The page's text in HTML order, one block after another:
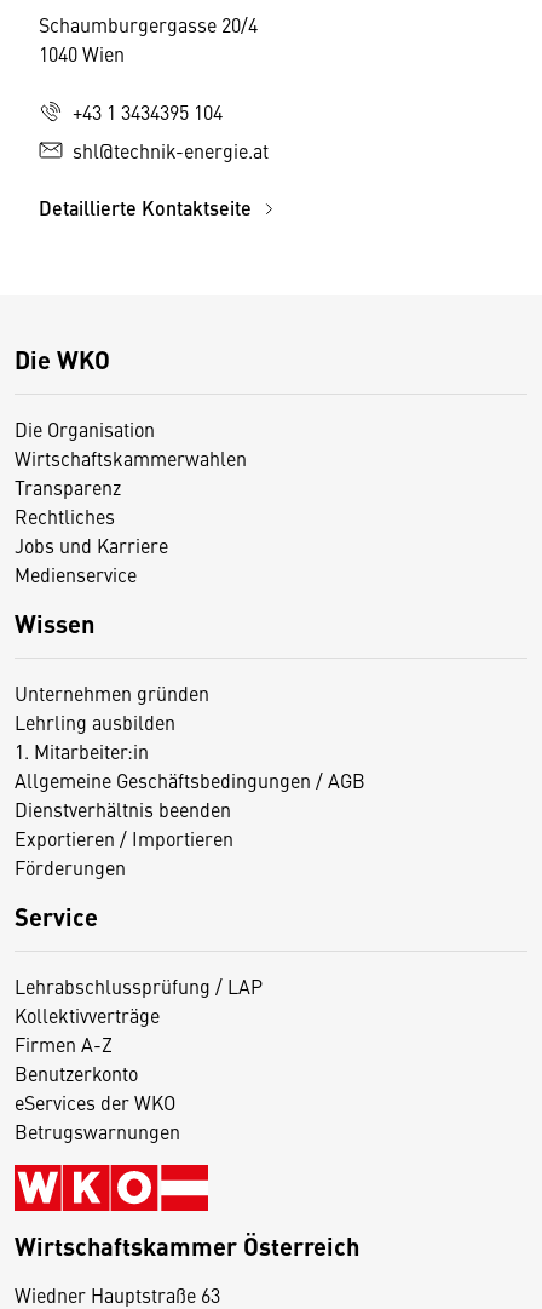
Schaumburgergasse 20/4
1040 Wien
+43 1 3434395 104
shl@technik-energie.at
Detaillierte Kontaktseite
Die WKO
Die Organisation
Wirtschaftskammerwahlen
Transparenz
Rechtliches
Jobs und Karriere
Medienservice
Wissen
Unternehmen gründen
Lehrling ausbilden
1. Mitarbeiter:in
Allgemeine Geschäftsbedingungen / AGB
Dienstverhältnis beenden
Exportieren / Importieren
Förderungen
Service
Lehrabschlussprüfung / LAP
Kollektivverträge
Firmen A-Z
Benutzerkonto
eServices der WKO
Betrugswarnungen
Wirtschaftskammer Österreich
Wiedner Hauptstraße 63
D